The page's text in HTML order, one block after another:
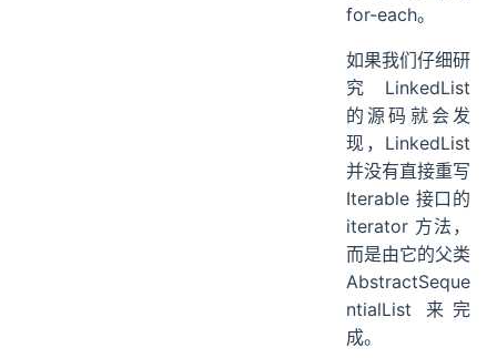
for-each。
如果我们仔细研
究 LinkedList
的源码就会发
现，LinkedList
并没有直接重写
Iterable 接口的
iterator 方法，
而是由它的父类
AbstractSeque
ntialList 来完
成。